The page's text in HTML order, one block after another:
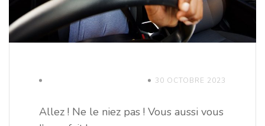
30 OCTOBRE 2023
Allez ! Ne le niez pas ! Vous aussi vous